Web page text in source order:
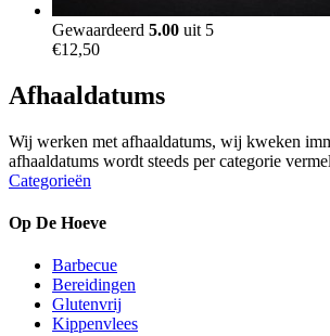
Gewaardeerd 5.00 uit 5
€12,50
Afhaaldatums
Wij werken met afhaaldatums, wij kweken
afhaaldatums wordt steeds per categorie
Categorieën
Op De Hoeve
Barbecue
Bereidingen
Glutenvrij
Kippenvlees